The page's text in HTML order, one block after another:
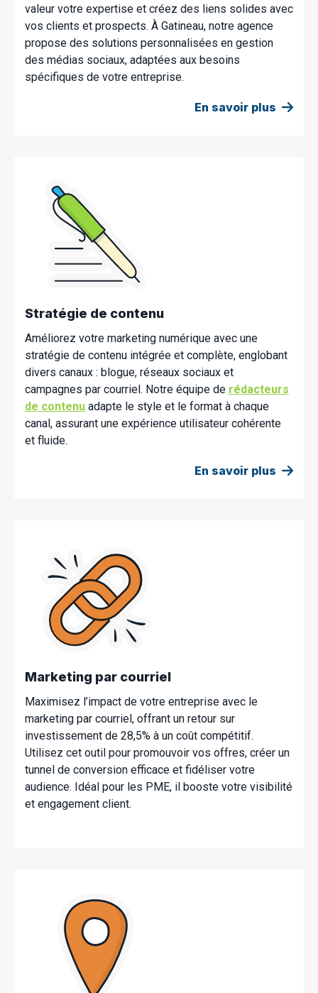
valeur votre expertise et créez des liens solides avec
vos clients et prospects. À Gatineau, notre agence
propose des solutions personnalisées en gestion
des médias sociaux, adaptées aux besoins
spécifiques de votre entreprise.
En savoir plus
Stratégie de contenu
Améliorez votre marketing numérique avec une
stratégie de contenu intégrée et complète, englobant
divers canaux : blogue, réseaux sociaux et
campagnes par courriel. Notre équipe de rédacteurs
de contenu adapte le style et le format à chaque
canal, assurant une expérience utilisateur cohérente
et fluide.
En savoir plus
Marketing par courriel
Maximisez l’impact de votre entreprise avec le
marketing par courriel, offrant un retour sur
investissement de 28,5% à un coût compétitif.
Utilisez cet outil pour promouvoir vos offres, créer un
tunnel de conversion efficace et fidéliser votre
audience. Idéal pour les PME, il booste votre visibilité
et engagement client.